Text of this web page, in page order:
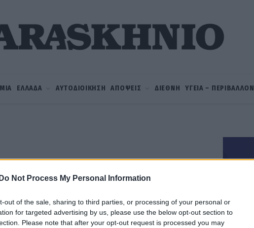
Do Not Process My Personal Information
out of the sale, sharing to third parties, or processing of your personal or
for targeted advertising by us, please use the below opt-out section to
Please note that after your opt-out request is processed you may
ΕΛΛΑΔΑ ΑΥΤΟΔΙΟΙΚΗΣΗ ΑΠΟΨΕΙΣ ΔΙΕΘΝΗ ΥΓΕΙΑ – ΠΕΡΙΒΑΛΛΟΝ